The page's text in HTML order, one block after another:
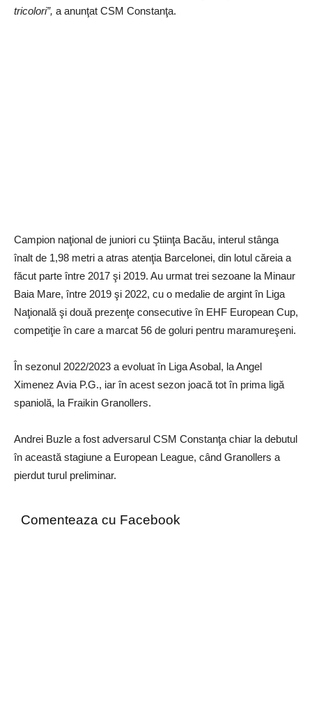
tricolori”, a anunţat CSM Constanţa.
Campion naţional de juniori cu Ştiinţa Bacău, interul stânga
înalt de 1,98 metri a atras atenţia Barcelonei, din lotul căreia a
făcut parte între 2017 şi 2019. Au urmat trei sezoane la Minaur
Baia Mare, între 2019 şi 2022, cu o medalie de argint în Liga
Naţională şi două prezenţe consecutive în EHF European Cup,
competiţie în care a marcat 56 de goluri pentru maramureşeni.
În sezonul 2022/2023 a evoluat în Liga Asobal, la Angel
Ximenez Avia P.G., iar în acest sezon joacă tot în prima ligă
spaniolă, la Fraikin Granollers.
Andrei Buzle a fost adversarul CSM Constanţa chiar la debutul
în această stagiune a European League, când Granollers a
pierdut turul preliminar.
Comenteaza cu Facebook